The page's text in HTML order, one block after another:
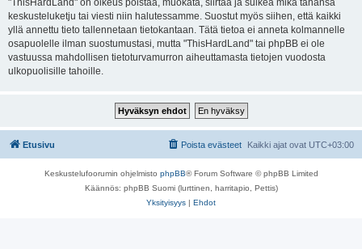
"ThisHardLand" on oikeus poistaa, muokata, siirtää ja sulkea mikä tahansa
keskusteluketju tai viesti niin halutessamme. Suostut myös siihen, että kaikki
yllä annettu tieto tallennetaan tietokantaan. Tätä tietoa ei anneta kolmannelle
osapuolelle ilman suostumustasi, mutta "ThisHardLand" tai phpBB ei ole
vastuussa mahdollisen tietoturvamurron aiheuttamasta tietojen vuodosta
ulkopuolisille tahoille.
Etusivu Kaikki ajat ovat UTC+03:00
Poista evästeet
Keskustelufoorumin ohjelmisto phpBB® Forum Software © phpBB Limited
Käännös: phpBB Suomi (lurttinen, harritapio, Pettis)
Yksityisyys | Ehdot